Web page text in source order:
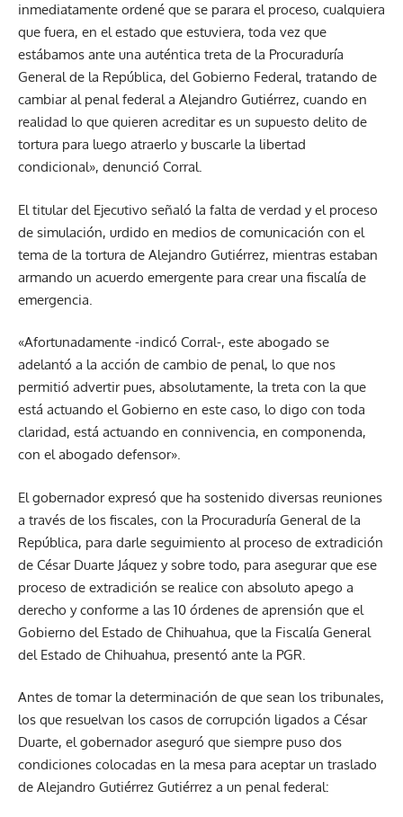
inmediatamente ordené que se parara el proceso, cualquiera
que fuera, en el estado que estuviera, toda vez que
estábamos ante una auténtica treta de la Procuraduría
General de la República, del Gobierno Federal, tratando de
cambiar al penal federal a Alejandro Gutiérrez, cuando en
realidad lo que quieren acreditar es un supuesto delito de
tortura para luego atraerlo y buscarle la libertad
condicional», denunció Corral.
El titular del Ejecutivo señaló la falta de verdad y el proceso
de simulación, urdido en medios de comunicación con el
tema de la tortura de Alejandro Gutiérrez, mientras estaban
armando un acuerdo emergente para crear una fiscalía de
emergencia.
«Afortunadamente -indicó Corral-, este abogado se
adelantó a la acción de cambio de penal, lo que nos
permitió advertir pues, absolutamente, la treta con la que
está actuando el Gobierno en este caso, lo digo con toda
claridad, está actuando en connivencia, en componenda,
con el abogado defensor».
El gobernador expresó que ha sostenido diversas reuniones
a través de los fiscales, con la Procuraduría General de la
República, para darle seguimiento al proceso de extradición
de César Duarte Jáquez y sobre todo, para asegurar que ese
proceso de extradición se realice con absoluto apego a
derecho y conforme a las 10 órdenes de aprensión que el
Gobierno del Estado de Chihuahua, que la Fiscalía General
del Estado de Chihuahua, presentó ante la PGR.
Antes de tomar la determinación de que sean los tribunales,
los que resuelvan los casos de corrupción ligados a César
Duarte, el gobernador aseguró que siempre puso dos
condiciones colocadas en la mesa para aceptar un traslado
de Alejandro Gutiérrez Gutiérrez a un penal federal: